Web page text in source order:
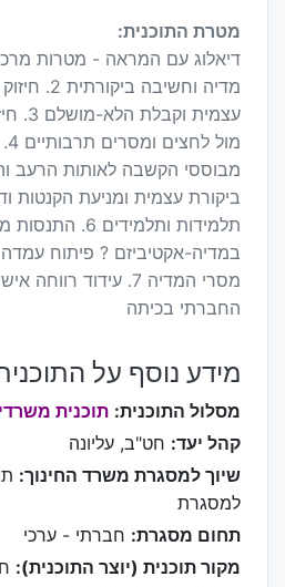
מטרת התוכנית:
מדיה
עצמית
ביקורת עצמית ומניעת הקנטות
תלמידות ותלמידים 6.
במדיה-אקטיביזם ? פיתוח עמדה
מסרי המדיה 7. עידוד
החברתי בכיתה
מידע נוסף על
מסלול התוכנית: תוכנית
קהל יעד: חט"ב, עליונה
שיוך למסגרת משרד החינוך:
למסגרת
תחום מסגרת: חברתי - ערכי
מקור תוכנית (יוצר התוכנית):